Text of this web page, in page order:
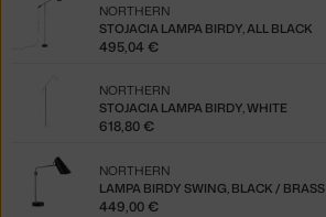
STOJACIA LAMPA BIRDY, ALL BLACK
NORTHERN
495,04 €
STOJACIA LAMPA BIRDY, WHITE
NORTHERN
618,80 €
LAMPA BIRDY SWING, BLACK / BRASS
NORTHERN
449,00 €